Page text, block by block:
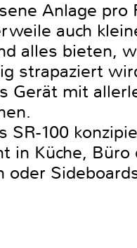
Anlage
auch
alles bieten,
strapaziert
Gerät mit
SR-100
in Küche,
oder